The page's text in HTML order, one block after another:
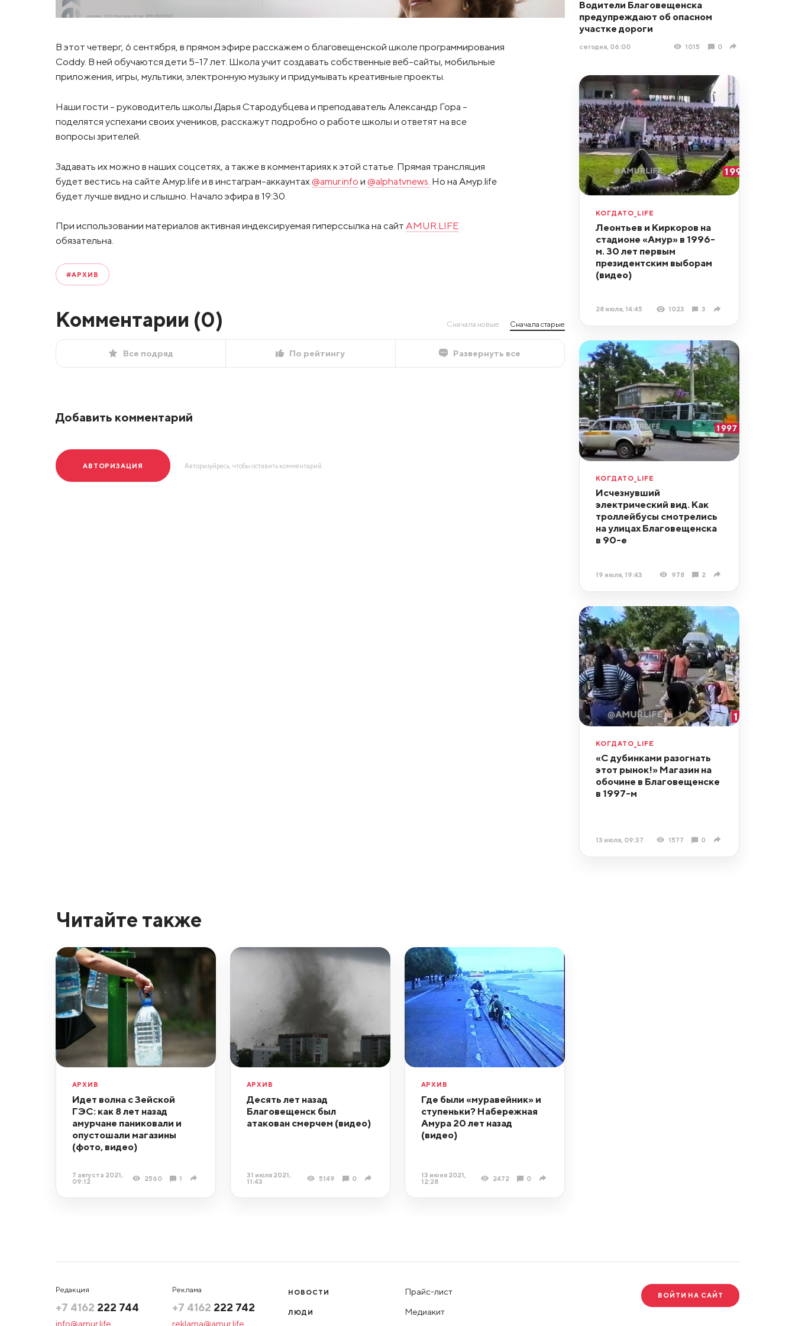
В этот четверг, 6 сентября, в прямом эфире расскажем о благовещенской школе программирования
Coddy. В ней обучаются дети 5-17 лет. Школа учит создавать собственные веб-сайты, мобильные
приложения, игры, мультики, электронную музыку и придумывать креативные проекты.
Наши гости – руководитель школы Дарья Стародубцева и преподаватель Александр Гора –
поделятся успехами своих учеников, расскажут подробно о работе школы и ответят на все
вопросы зрителей.
Задавать их можно в наших соцсетях, а также в комментариях к этой статье. Прямая трансляция
будет вестись на сайте Амур.life и в инстаграм-аккаунтах @amur.info и @alphatvnews. Но на Амур.life
будет лучше видно и слышно. Начало эфира в 19:30.
При использовании материалов активная индексируемая гиперссылка на сайт AMUR.LIFE
обязательна.
#АРХИВ
Комментарии (0) Сначала новые Сначала старые
Все подряд По рейтингу Развернуть все
Добавить комментарий
АВТОРИЗАЦИЯ Авторизуйресь, чтобы оставить комментарий.
Водители Благовещенска
предупреждают об опасном
участке дороги
сегодня, 06:00 1015 0
КОГДАТО_LIFE
Леонтьев и Киркоров на
стадионе «Амур» в 1996-
м. 30 лет первым
президентским выборам
(видео)
28 июля, 14:45 1023 3
КОГДАТО_LIFE
Исчезнувший
электрический вид. Как
троллейбусы смотрелись
на улицах Благовещенска
в 90-е
19 июля, 19:43 978 2
КОГДАТО_LIFE
«С дубинками разогнать
этот рынок!» Магазин на
обочине в Благовещенске
в 1997-м
13 июля, 09:37 1577 0
Читайте также
АРХИВ
Идет волна с Зейской
ГЭС: как 8 лет назад
амурчане паниковали и
опустошали магазины
(фото, видео)
7 августа 2021,
09:12
2560 1
АРХИВ
Десять лет назад
Благовещенск был
атакован смерчем (видео)
31 июля 2021,
11:43
5149 0
АРХИВ
Где были «муравейник» и
ступеньки? Набережная
Амура 20 лет назад
(видео)
13 июня 2021,
12:28
2472 0
Редакция
+7 4162 222 744
info@amur.life
Реклама
+7 4162 222 742
reklama@amur.life
НОВОСТИ
ЛЮДИ
Прайс-лист
Медиакит
ВОЙТИ НА САЙТ